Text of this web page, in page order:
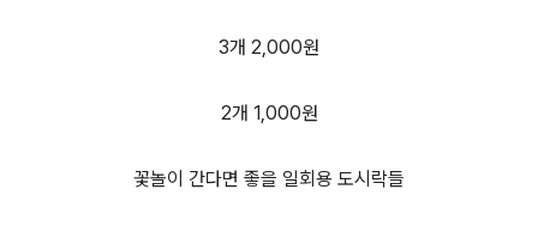
3개 2,000원
2개 1,000원
꽃놀이 간다면 좋을 일회용 도시락들